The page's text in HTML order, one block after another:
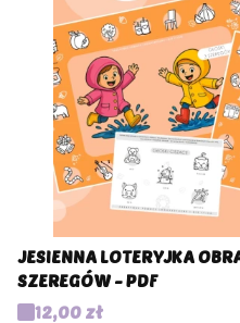
JESIENNA LOTERYJKA
SZEREGÓW - PDF
Cena promocyjna
12,00 zł